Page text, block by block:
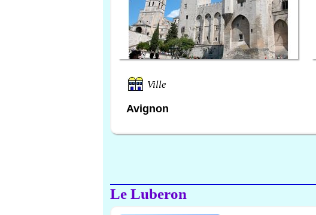
Ville
Avignon
Le Luberon